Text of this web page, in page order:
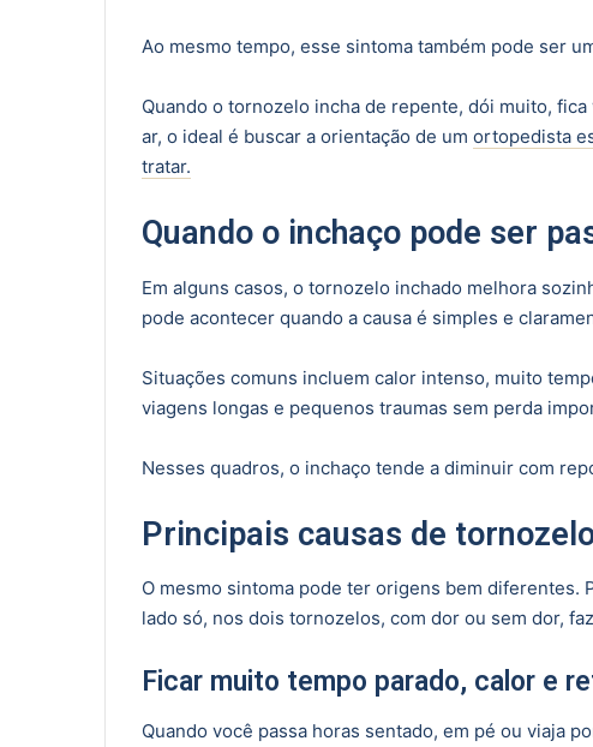
Ao mesmo tempo, esse sintoma também pode ser
Quando o tornozelo incha de repente, dói muito,
ar, o ideal é buscar a orientação de um ortopedista
tratar.
Quando o inchaço pode ser
Em alguns casos, o tornozelo inchado melhora
pode acontecer quando a causa é simples e
Situações comuns incluem calor intenso, muito
viagens longas e pequenos traumas sem perda
Nesses quadros, o inchaço tende a diminuir com
Principais causas de
O mesmo sintoma pode ter origens bem diferentes.
lado só, nos dois tornozelos, com dor ou sem dor,
Ficar muito tempo parado, calor e
Quando você passa horas sentado, em pé ou viaja